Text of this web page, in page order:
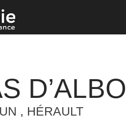
D’ALBO
, HÉRAULT